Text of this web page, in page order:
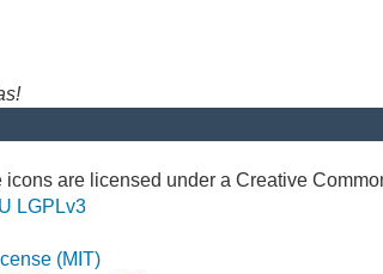
are licensed under a Creative
LGPLv3
(MIT)